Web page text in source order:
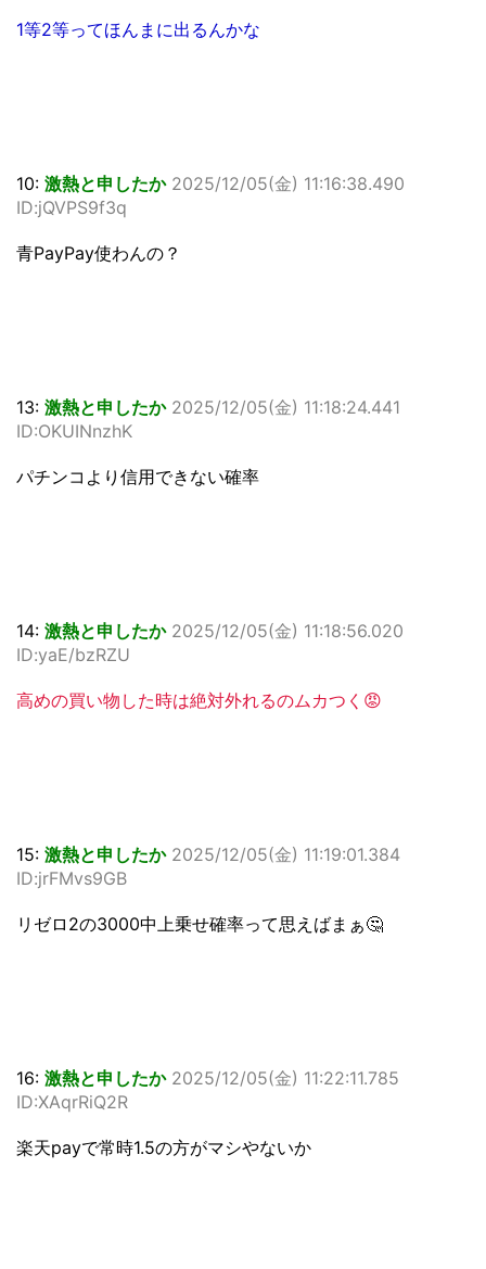
1等2等ってほんまに出るんかな
10: 激熱と申したか 2025/12/05(金) 11:16:38.490
ID:jQVPS9f3q
青PayPay使わんの？
13: 激熱と申したか 2025/12/05(金) 11:18:24.441
ID:OKUINnzhK
パチンコより信用できない確率
14: 激熱と申したか 2025/12/05(金) 11:18:56.020
ID:yaE/bzRZU
高めの買い物した時は絶対外れるのムカつく😡
15: 激熱と申したか 2025/12/05(金) 11:19:01.384
ID:jrFMvs9GB
リゼロ2の3000中上乗せ確率って思えばまぁ🤔
16: 激熱と申したか 2025/12/05(金) 11:22:11.785
ID:XAqrRiQ2R
楽天payで常時1.5の方がマシやないか